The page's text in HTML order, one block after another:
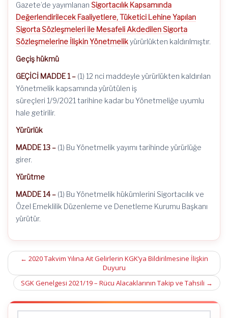
Gazete’de yayımlanan Sigortacılık Kapsamında
Değerlendirilecek Faaliyetlere, Tüketici Lehine Yapılan
Sigorta Sözleşmeleri ile Mesafeli Akdedilen Sigorta
Sözleşmelerine İlişkin Yönetmelikyürürlükten kaldırılmıştır.
Geçiş hükmü
GEÇİCİ MADDE 1 – (1) 12 nci maddeyle yürürlükten kaldırılan
Yönetmelik kapsamında yürütülen iş
süreçleri 1/9/2021 tarihine kadar bu Yönetmeliğe uyumlu
hale getirilir.
Yürürlük
MADDE 13 – (1) Bu Yönetmelik yayımı tarihinde yürürlüğe
girer.
Yürütme
MADDE 14 – (1) Bu Yönetmelik hükümlerini Sigortacılık ve
Özel Emeklilik Düzenleme ve Denetleme Kurumu Başkanı
yürütür.
Post
navigation
← 2020 Takvim Yılına Ait Gelirlerin KGK’ya Bildirilmesine İlişkin
Duyuru
SGK Genelgesi 2021/19 – Rücu Alacaklarının Takip ve Tahsili →